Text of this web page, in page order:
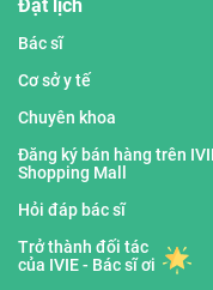
Đặt lịch
Bác sĩ
Cơ sở y tế
Chuyên khoa
Đăng ký bán hàng trên
Shopping Mall
Hỏi đáp bác sĩ
Trở thành đối tác
của IVIE - Bác sĩ ơi